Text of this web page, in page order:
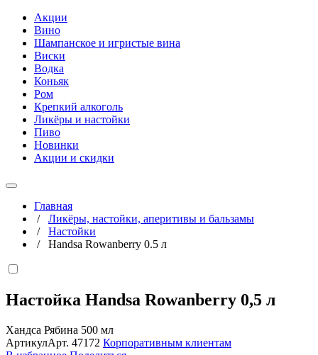
Акции
Вино
Шампанское и игристые вина
Виски
Водка
Коньяк
Ром
Крепкий алкоголь
Ликёры и настойки
Пиво
Новинки
Акции и скидки
Главная
/ Ликёры, настойки, аперитивы и бальзамы
/ Настойки
/ Handsa Rowanberry 0.5 л
Настойка Handsa Rowanberry 0,5 л
Хандса Рябина 500 мл
АртикулАрт. 47172 Корпоративным клиентам